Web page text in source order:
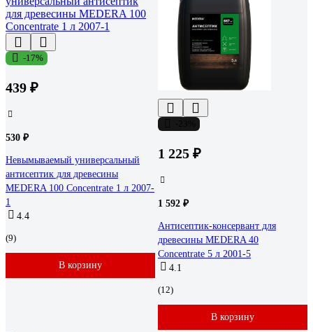
-17%
439 ₽
530 ₽
Невымываемый универсальный
антисептик для древесины
MEDERA 100 Concentrate 1 л 2007-
1
4.4
(9)
В корзину
1 225 ₽
1 592 ₽
Антисептик-консервант для
древесины MEDERA 40
Concentrate 5 л 2001-5
4.1
(12)
В корзину